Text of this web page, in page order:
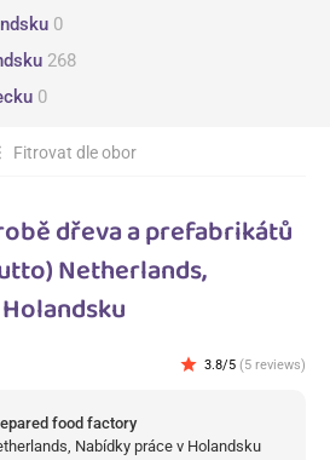
0
268
0
Fitrovat dle obor
dřeva a prefabrikátů
Netherlands,
star 3.8/5 (5 reviews)
food factory
Nabídky práce v Holandsku